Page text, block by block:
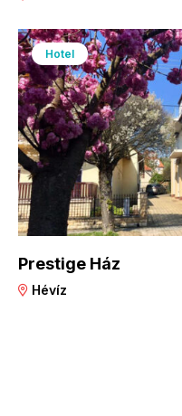
Hotel
Prestige Ház
Hévíz